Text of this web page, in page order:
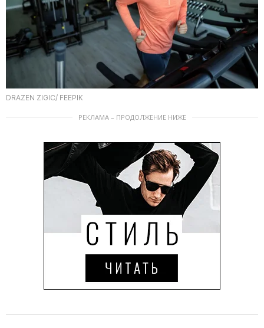
DRAZEN ZIGIC/ FEEPIK
РЕКЛАМА – ПРОДОЛЖЕНИЕ НИЖЕ